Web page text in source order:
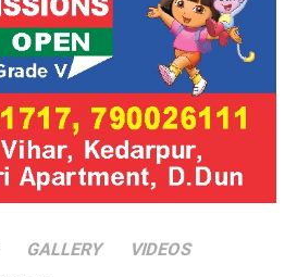
GALLERY VIDEOS